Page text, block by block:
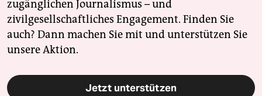
zugänglichen Journalismus – und
zivilgesellschaftliches Engagement. Finden Sie
auch? Dann machen Sie mit und unterstützen Sie
unsere Aktion.
Jetzt unterstützen